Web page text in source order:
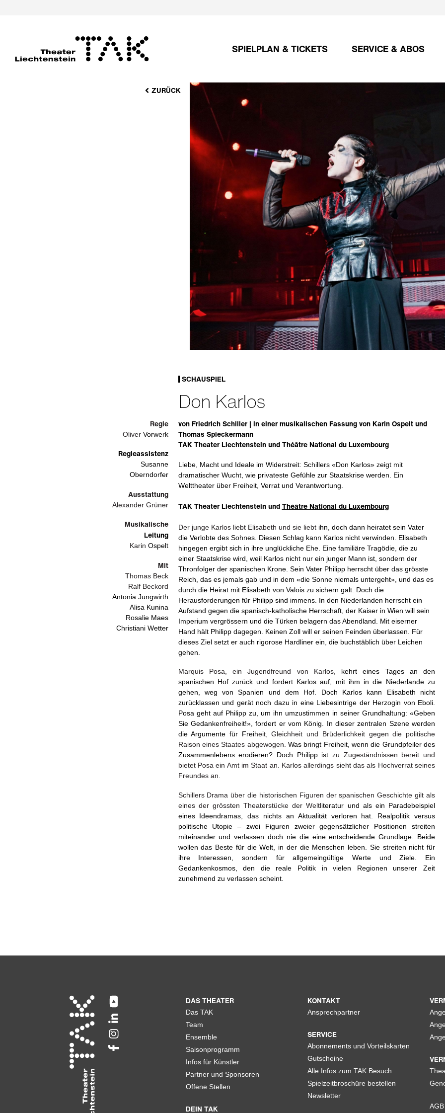
SPIELPLAN & TICKETS SERVICE & ABOS
ZURÜCK
SCHAUSPIEL
Don Karlos
von Friedrich Schiller | in einer musikalischen Fassung von Karin Ospelt und
Thomas Spieckermann
TAK Theater Liechtenstein und Théâtre National du Luxembourg
Liebe, Macht und Ideale im Widerstreit: Schillers «Don Karlos» zeigt mit
dramatischer Wucht, wie privateste Gefühle zur Staatskrise werden. Ein
Welttheater über Freiheit, Verrat und Verantwortung.
TAK Theater Liechtenstein undThéâtre National du Luxembourg
Der junge Karlos liebt Elisabeth und sie liebt ihn, doch dann heiratet sein Vater
die Verlobte des Sohnes. Diesen Schlag kann Karlos nicht verwinden. Elisabeth
hingegen ergibt sich in ihre unglückliche Ehe. Eine familiäre Tragödie, die zu
einer Staatskrise wird, weil Karlos nicht nur ein junger Mann ist, sondern der
Thronfolger der spanischen Krone. Sein Vater Philipp herrscht über das grösste
Reich, das es jemals gab und in dem «die Sonne niemals untergeht», und das es
durch die Heirat mit Elisabeth von Valois zu sichern galt. Doch die
Herausforderungen für Philipp sind immens. In den Niederlanden herrscht ein
Aufstand gegen die spanisch-katholische Herrschaft, der Kaiser in Wien will sein
Imperium vergrössern und die Türken belagern das Abendland. Mit eiserner
Hand hält Philipp dagegen. Keinen Zoll will er seinen Feinden überlassen. Für
dieses Ziel setzt er auch rigorose Hardliner ein, die buchstäblich über Leichen
gehen.
Marquis Posa, ein Jugendfreund von Karlos, kehrt eines Tages an den
spanischen Hof zurück und fordert Karlos auf, mit ihm in die Niederlande zu
gehen, weg von Spanien und dem Hof. Doch Karlos kann Elisabeth nicht
zurücklassen und gerät noch dazu in eine Liebesintrige der Herzogin von Eboli.
Posa geht auf Philipp zu, um ihn umzustimmen in seiner Grundhaltung: «Geben
Sie Gedankenfreiheit!», fordert er vom König. In dieser zentralen Szene werden
die Argumente für Freiheit, Gleichheit und Brüderlichkeit gegen die politische
Raison eines Staates abgewogen. Was bringt Freiheit, wenn die Grundpfeiler des
Zusammenlebens erodieren? Doch Philipp ist zu Zugeständnissen bereit und
bietet Posa ein Amt im Staat an. Karlos allerdings sieht das als Hochverrat seines
Freundes an.
Schillers Drama über die historischen Figuren der spanischen Geschichte gilt als
eines der grössten Theaterstücke der Weltliteratur und als ein Paradebeispiel
eines Ideendramas, das nichts an Aktualität verloren hat. Realpolitik versus
politische Utopie – zwei Figuren zweier gegensätzlicher Positionen streiten
miteinander und verlassen doch nie die eine entscheidende Grundlage: Beide
wollen das Beste für die Welt, in der die Menschen leben. Sie streiten nicht für
ihre Interessen, sondern für allgemeingültige Werte und Ziele. Ein
Gedankenkosmos, den die reale Politik in vielen Regionen unserer Zeit
zunehmend zu verlassen scheint.
Regie
OliverVorwerk
Regieassistenz
Susanne
Oberndorfer
Ausstattung
Alexander Grüner
Musikalische
Leitung
Karin Ospelt
Mit
Thomas Beck
Ralf Beckord
Antonia Jungwirth
Alisa Kunina
Rosalie Maes
Christiani Wetter
DAS THEATER
Das TAK
Team
Ensemble
Saisonprogramm
Infos für Künstler
Partner und Sponsoren
Offene Stellen
DEIN TAK
KONTAKT
Ansprechpartner
SERVICE
Abonnements und Vorteilskarten
Gutscheine
Alle Infos zum TAK Besuch
Spielzeitbroschüre bestellen
Newsletter
AGB